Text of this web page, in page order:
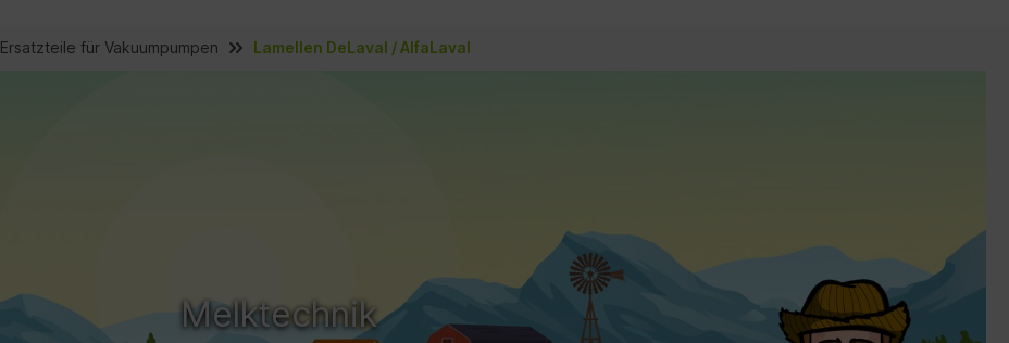
Ersatzteile für Vakuumpumpen Lamellen DeLaval / AlfaLaval
Melktechnik